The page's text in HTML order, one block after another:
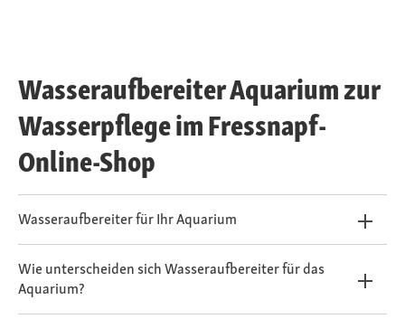
Wasseraufbereiter Aquarium zur
Wasserpflege im Fressnapf-
Online-Shop
Wasseraufbereiter für Ihr Aquarium
Wie unterscheiden sich Wasseraufbereiter für das
Aquarium?